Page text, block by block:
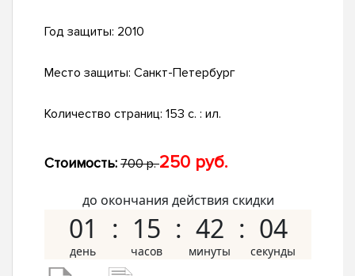
Год защиты: 2010
Место защиты: Санкт-Петербург
Количество страниц: 153 с. : ил.
Стоимость: 700 р.250 руб.
до окончания действия скидки
01 15 42 03